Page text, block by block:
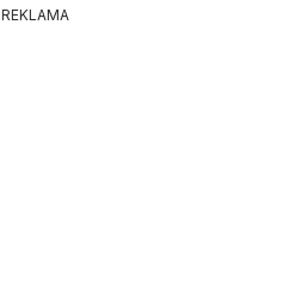
REKLAMA